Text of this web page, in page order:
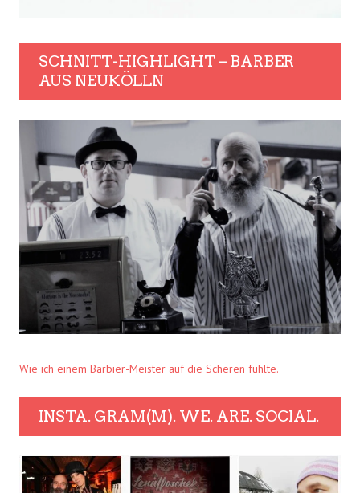
SCHNITT-HIGHLIGHT – BARBER
AUS NEUKÖLLN
Wie ich einem Barbier-Meister auf die Scheren fühlte.
INSTA. GRAM(M). WE. ARE. SOCIAL.